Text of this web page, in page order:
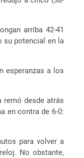
arriba 42-41
su potencial en la
esperanzas a los
desde atrás
en contra de 6-0:
para volver a
No obstante,